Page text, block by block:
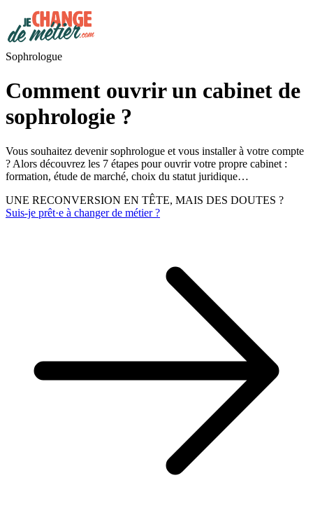
Sophrologue
Comment ouvrir un cabinet de
sophrologie ?
Vous souhaitez devenir sophrologue et vous installer à votre compte
? Alors découvrez les 7 étapes pour ouvrir votre propre cabinet :
formation, étude de marché, choix du statut juridique…
UNE RECONVERSION EN TÊTE, MAIS DES DOUTES ?
Suis-je prêt·e à changer de métier ?